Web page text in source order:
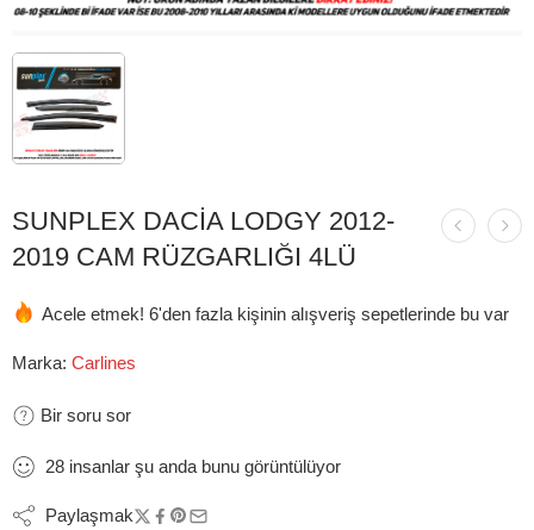
SUNPLEX DACİA LODGY 2012-
2019 CAM RÜZGARLIĞI 4LÜ
Acele etmek! 6'den fazla kişinin alışveriş sepetlerinde bu var
Marka: Carlines
Bir soru sor
28 insanlar şu anda bunu görüntülüyor
Paylaşmak